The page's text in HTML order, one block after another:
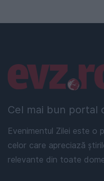
Cel mai bun portal
Evenimentul Zilei este o
celor care apreciază
relevante din toate
Linkuri utile